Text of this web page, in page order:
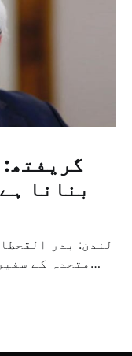
بنانا
لندن: بدر
متحدہ کے
ثالثی اور اس